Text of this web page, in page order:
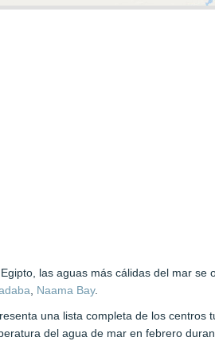
las aguas más cálidas del mar se
, Naama Bay.
una lista completa de los centros
del agua de mar en febrero